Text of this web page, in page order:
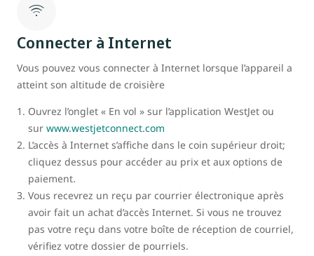
Connecter à Internet
Vous pouvez vous connecter à Internet lorsque l’appareil a
atteint son altitude de croisière
Ouvrez l’onglet « En vol » sur l’application WestJet ou
sur www.westjetconnect.com
L’accès à Internet s’affiche dans le coin supérieur droit;
cliquez dessus pour accéder au prix et aux options de
paiement.
Vous recevrez un reçu par courrier électronique après
avoir fait un achat d’accès Internet. Si vous ne trouvez
pas votre reçu dans votre boîte de réception de courriel,
vérifiez votre dossier de pourriels.